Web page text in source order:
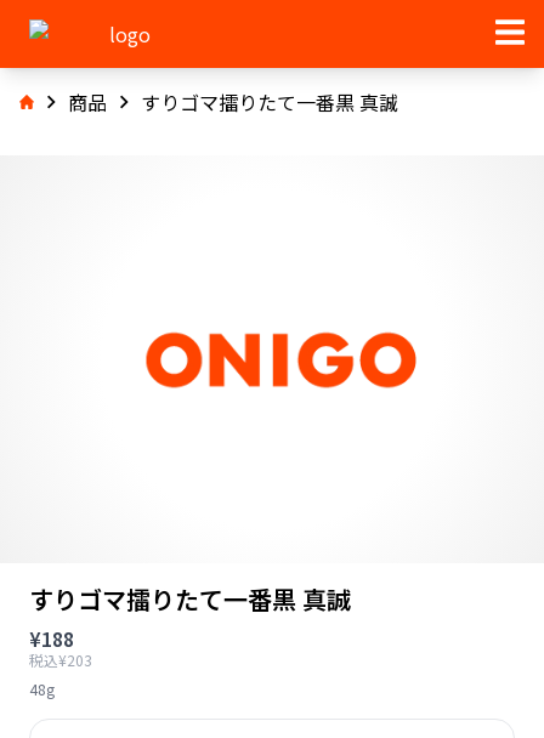
商品 すりゴマ擂りたて一番黒 真誠
すりゴマ擂りたて一番黒 真誠
¥188
税込¥203
48g